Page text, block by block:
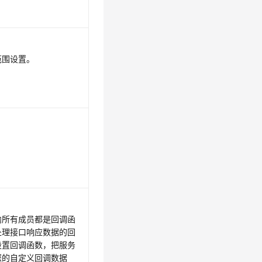
设置。
有成员都是回调函
接口响应数据的回
回调函数，把服务
自定义回调数据